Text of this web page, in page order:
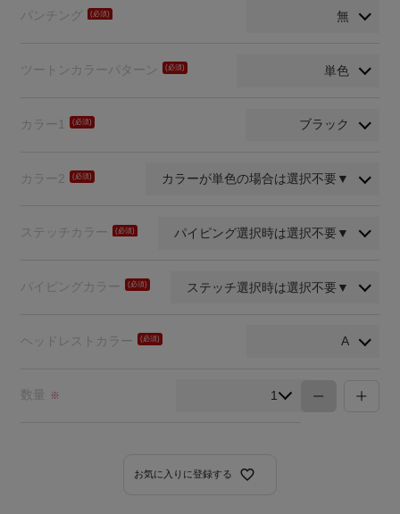
パンチング
ツートンカラーパターン
カラー1
カラー2
ステッチカラー
パイピングカラー
ヘッドレストカラー
お気に入りに登録する
数量 ※